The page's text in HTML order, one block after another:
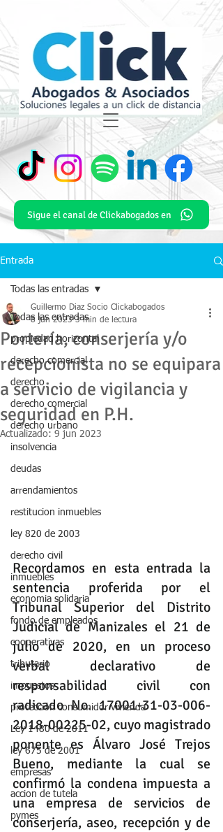
Sigue el canal de Clickabogados en
Entrada
Todas las entradas
propiedad horizontal
derecho comercial
derecho
derecho comercial
derecho urbano
insolvencia
deudas
arrendamientos
restitucion inmuebles
ley 820 de 2003
derecho civil
inmuebles
economia solidaria
fondo de empleados
cooperativas
tributario
impuestos
protección consumidor vivienda
Ley 1480 de 2011
ley 675 de 2001
empresas
accion de tutela
pymes
Todas las entradas
Portería, conserjería y/o
recepcionista no se equipara
a servicio de vigilancia y
seguridad en P.H.
Guillermo Diaz Socio Clickabogados
8 jun 2023 3 min de lectura
Actualizado: 9 jun 2023
Recordamos en esta entrada la
sentencia proferida por el
Tribunal Superior del Distrito
Judicial de Manizales el 21 de
julio de 2020, en un proceso
verbal declarativo de
responsabilidad civil con
radicado No. 17001-31-03-006-
2018-00225-02, cuyo magistrado
ponente es Álvaro José Trejos
Bueno, mediante la cual se
confirmó la condena impuesta a
una empresa de servicios de
conserjería, aseo, recepción y de